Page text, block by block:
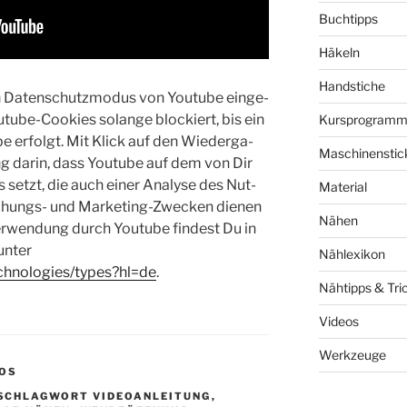
von You­tube ein­ge­
Coo­kies solan­ge blo­ckiert, bis ein
erfolgt. Mit Klick auf den Wie­der­ga­
dar­in, dass You­tube auf dem von Dir
die auch einer Ana­ly­se des Nut­
und Mar­ke­ting-Zwe­cken die­nen
durch You­tube fin­dest Du in
types?hl=de.
VIDEOANLEITUNG ,
Buchtipps
Häkeln
Handstiche
Kursprogramm
Material
Nähen
Nählexikon
Nähtipps &
Videos
Werkzeuge